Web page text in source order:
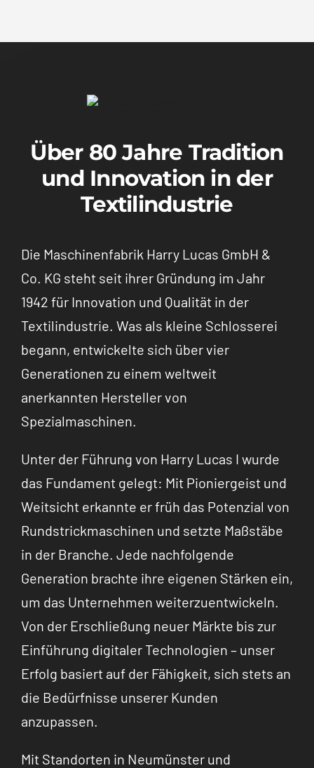
Über 80 Jahre Tradition
und Innovation in der
Textilindustrie
Die Maschinenfabrik Harry Lucas GmbH &
Co. KG steht seit ihrer Gründung im Jahr
1942 für Innovation und Qualität in der
Textilindustrie. Was als kleine Schlosserei
begann, entwickelte sich über vier
Generationen zu einem weltweit
anerkannten Hersteller von
Spezialmaschinen.
Unter der Führung von Harry Lucas I wurde
das Fundament gelegt: Mit Pioniergeist und
Weitsicht erkannte er früh das Potenzial von
Rundstrickmaschinen und setzte Maßstäbe
in der Branche. Jede nachfolgende
Generation brachte ihre eigenen Stärken ein,
um das Unternehmen weiterzuentwickeln.
Von der Erschließung neuer Märkte bis zur
Einführung digitaler Technologien – unser
Erfolg basiert auf der Fähigkeit, sich stets an
die Bedürfnisse unserer Kunden
anzupassen.
Mit Standorten in Neumünster und